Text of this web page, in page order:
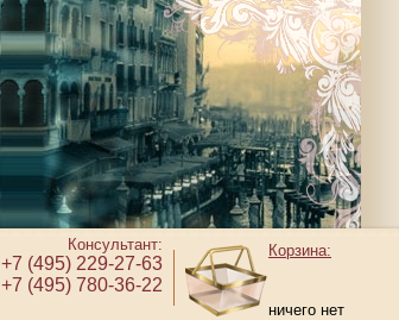
Консультант:
+7 (495) 229-27-63
+7 (495) 780-36-22
Корзина:
ничего нет